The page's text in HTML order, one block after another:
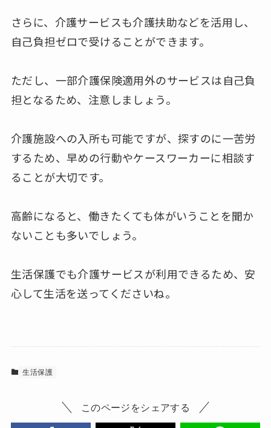
さらに、介護サービスも介護扶助などを活用し、
自己負担ゼロで受けることができます。
ただし、一部介護保険適用外のサービスは自己負
担となるため、注意しましょう。
介護施設への入所も可能ですが、探すのに一苦労
するため、早めの行動やケースワーカーに相談す
ることが大切です。
高齢になると、働きたくても体がいうことを聞か
ないことも多いでしょう。
生活保護でも介護サービスが利用できるため、安
心して生活を送ってくださいね。
生活保護
このページをシェアする